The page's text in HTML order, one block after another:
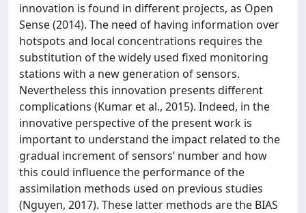
innovation is found in different projects, as Open
Sense (2014). The need of having information over
hotspots and local concentrations requires the
substitution of the widely used fixed monitoring
stations with a new generation of sensors.
Nevertheless this innovation presents different
complications (Kumar et al., 2015). Indeed, in the
innovative perspective of the present work is
important to understand the impact related to the
gradual increment of sensors’ number and how
this could influence the performance of the
assimilation methods used on previous studies
(Nguyen, 2017). These latter methods are the BIAS